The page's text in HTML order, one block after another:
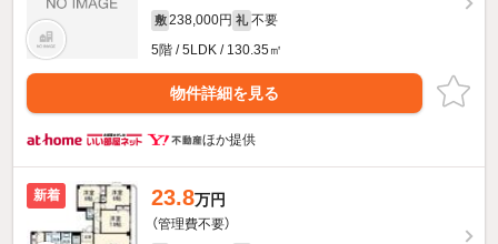
敷 238,000円 礼 不要
5階 / 5LDK / 130.35㎡
物件詳細を見る
ほか提供
新着 23.8万円
（管理費不要）